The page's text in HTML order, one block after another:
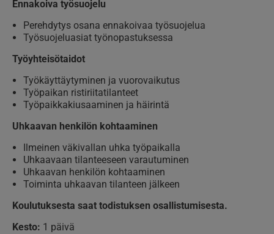
Ennakoiva työsuojelu
Perehdytys osana ennakoivaa työsuojelua
Työsuojeluasiat työnopastuksessa
Työyhteisötaidot
Työkäyttäytyminen ja vuorovaikutus
Työpaikan ristiriitatilanteet
Työpaikkakiusaaminen ja häirintä
Uhkaavan henkilön kohtaaminen
Ilmeinen väkivallan uhka työpaikalla
Uhkaavaan tilanteeseen varautuminen
Uhkaavan henkilön kohtaaminen
Toiminta uhkaavan tilanteen jälkeen
Koulutuksesta saat todistuksen osallistumisesta.
Kesto: 1 päivä